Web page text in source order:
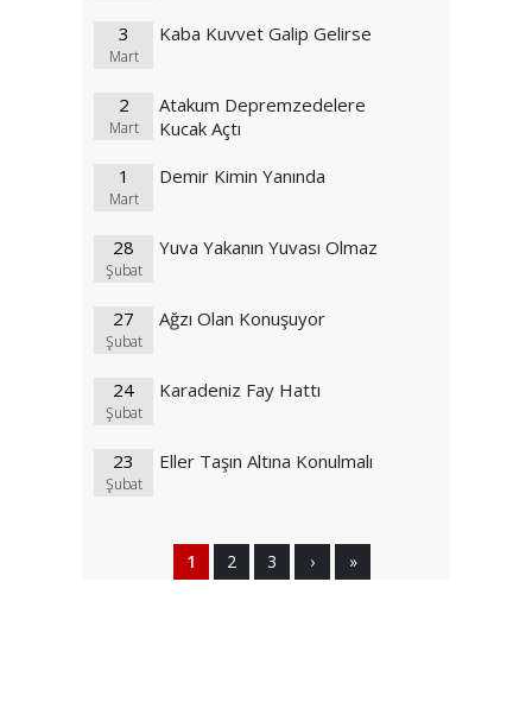
3
Mart
Kaba Kuvvet Galip Gelirse
2
Mart
Atakum Depremzedelere
Kucak Açtı
1
Mart
Demir Kimin Yanında
28
Şubat
Yuva Yakanın Yuvası Olmaz
27
Şubat
Ağzı Olan Konuşuyor
24
Şubat
Karadeniz Fay Hattı
23
Şubat
Eller Taşın Altına Konulmalı
1 2 3 › »